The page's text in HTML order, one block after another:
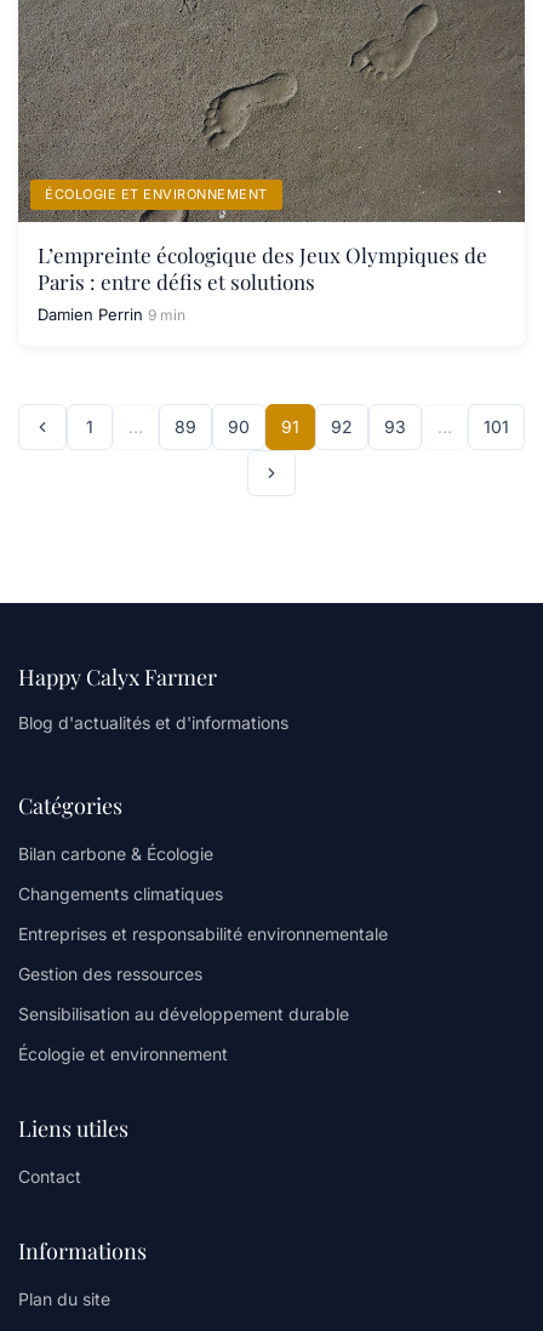
ÉCOLOGIE ET ENVIRONNEMENT
L’empreinte écologique des Jeux Olympiques de
Paris : entre défis et solutions
Damien Perrin 9 min
1 … 89 90 91 92 93 … 101
Happy Calyx Farmer
Blog d'actualités et d'informations
Catégories
Bilan carbone & Écologie
Changements climatiques
Entreprises et responsabilité environnementale
Gestion des ressources
Sensibilisation au développement durable
Écologie et environnement
Liens utiles
Contact
Informations
Plan du site